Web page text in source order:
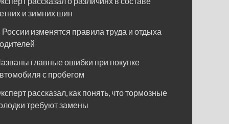
и зимних шин
России изменятся правила труда и отдыха
главные ошибки при покупке
с пробегом
рассказал, как понять, что тормозные
требуют замены